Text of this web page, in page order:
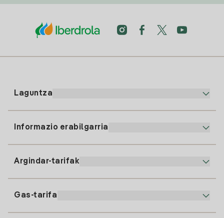
Laguntza
91 919 52 73
clientes@tuiberdrola.es
Informazio erabilgarria
Argindar-tarifak
Gas-tarifa